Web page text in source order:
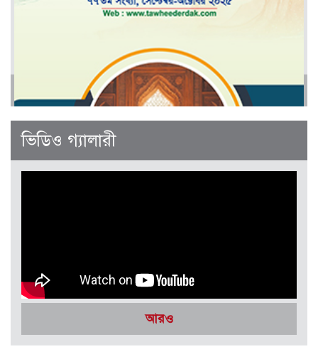
জানুয়ারী-ফেব্রুয়ারী ২০২৬
আরও
ভিডিও গ্যালারী
আরও